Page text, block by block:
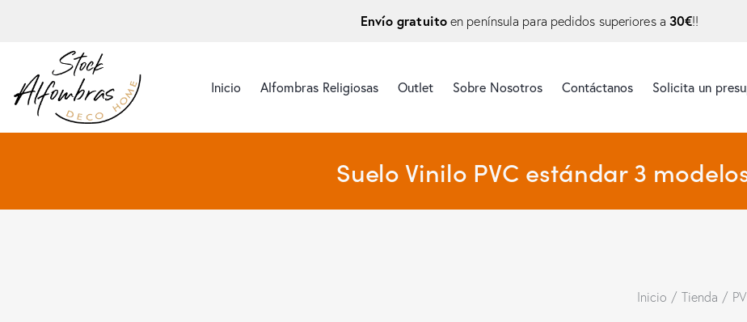
Envío gratuitoen península para pedidos superiores a 30€!!
Inicio Alfombras Religiosas Outlet Sobre Nosotros Contáctanos Solicita un
Suelo Vinilo PVC estándar 3
Inicio Tienda